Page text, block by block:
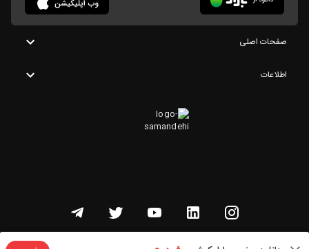
صفحات اصلی
اطلاعات
تمامی حقوق این وبسایت متعلق به شنوتو است